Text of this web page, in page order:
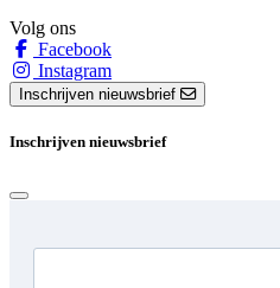
Volg ons
Facebook
Instagram
Inschrijven nieuwsbrief
Inschrijven nieuwsbrief